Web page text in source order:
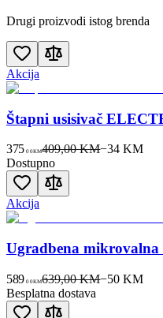
Drugi proizvodi istog brenda
Akcija
Štapni usisivač
375 00KM409,00 KM−34 KM
Dostupno
Akcija
Ugradbena
589 00KM639,00 KM−50 KM
Besplatna dostava